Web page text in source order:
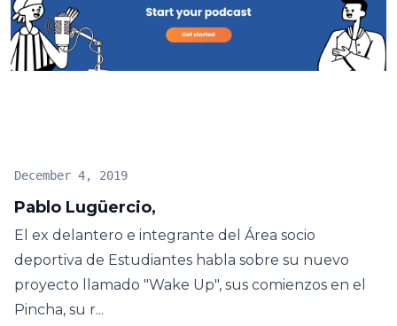
Pablo Lugüercio,
December 4, 2019
El ex delantero e integrante del Área socio
deportiva de Estudiantes habla sobre su nuevo
proyecto llamado "Wake Up", sus comienzos en el
Pincha, su r...